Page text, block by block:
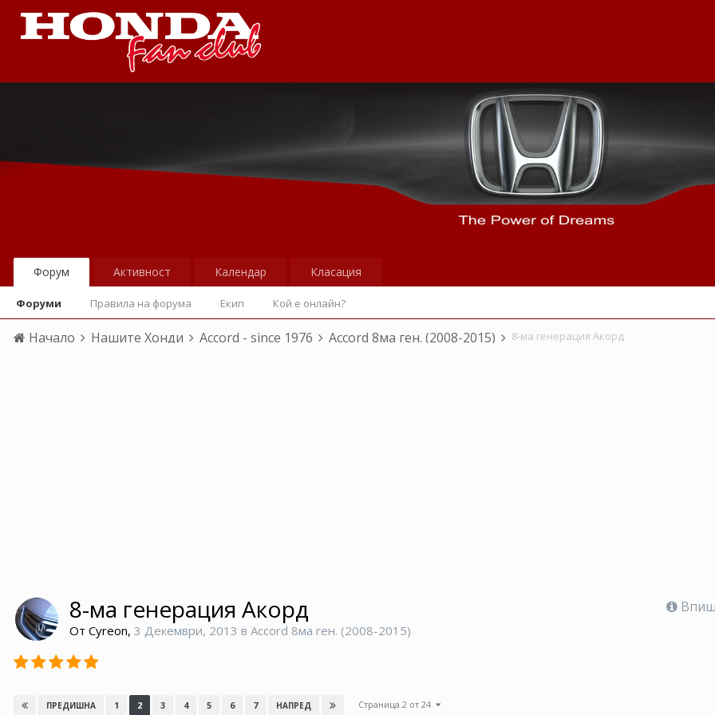
Форум
Форуми Правила на форума Екип Кой е онлайн?
Активност Календар Класация
Начало Нашите Хонди Accord - since 1976 Accord 8ма ген. (2008-2015) 8-ма генерация Акорд
8-ма генерация Акорд
От Cyreon, 3 Декември, 2013 в Accord 8ма ген. (2008-2015)
ПРЕДИШНА 1 2 3 4 5 6 7 НАПРЕД Страница 2 от 24